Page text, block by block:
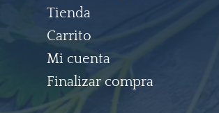
Tienda
Carrito
Mi cuenta
Finalizar compra